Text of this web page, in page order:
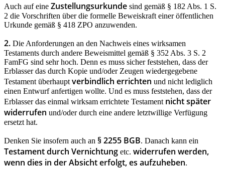
Auch auf eine Zustellungsurkunde sind gemäß § 182 Abs. 1 S.
2 die Vorschriften über die formelle Beweiskraft einer öffentlichen
Urkunde gemäß § 418 ZPO anzuwenden.
2. Die Anforderungen an den Nachweis eines wirksamen
Testaments durch andere Beweismittel gemäß § 352 Abs. 3 S. 2
FamFG sind sehr hoch. Denn es muss sicher feststehen, dass der
Erblasser das durch Kopie und/oder Zeugen wiedergegebene
Testament überhauptverbindlich errichten und nicht lediglich
einen Entwurf anfertigen wollte. Und es muss feststehen, dass der
Erblasser das einmal wirksam errichtete Testament nicht später
widerrufen und/oder durch eine andere letztwillige Verfügung
ersetzt hat.
Denken Sie insofern auch an § 2255 BGB. Danach kann ein
Testament durch Vernichtung etc. widerrufen werden,
wenn dies in der Absicht erfolgt, es aufzuheben.